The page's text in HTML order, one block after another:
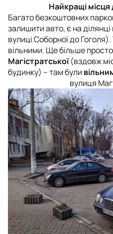
Найкращі
Багато безкоштовних
залишити авто, є на
вулиці Соборної до
вільними. Ще більше
Магістратської(вздовж
будинку) – там були
вулиця